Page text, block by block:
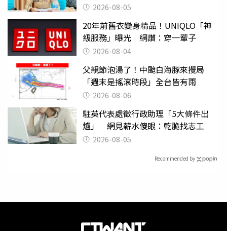
2026-08-05
20年前舊衣變身精品！UNIQLO「神
級服務」曝光 網讚：穿一輩子
2026-08-04
父親節泡湯了！中颱白海豚來攪局
「週末是搖滾時段」全台皆有雨
2026-08-06
駐英代表處徵行政助理「5大條件出
爐」 網見薪水傻眼：乾脆找志工
2026-08-05
Recommended by